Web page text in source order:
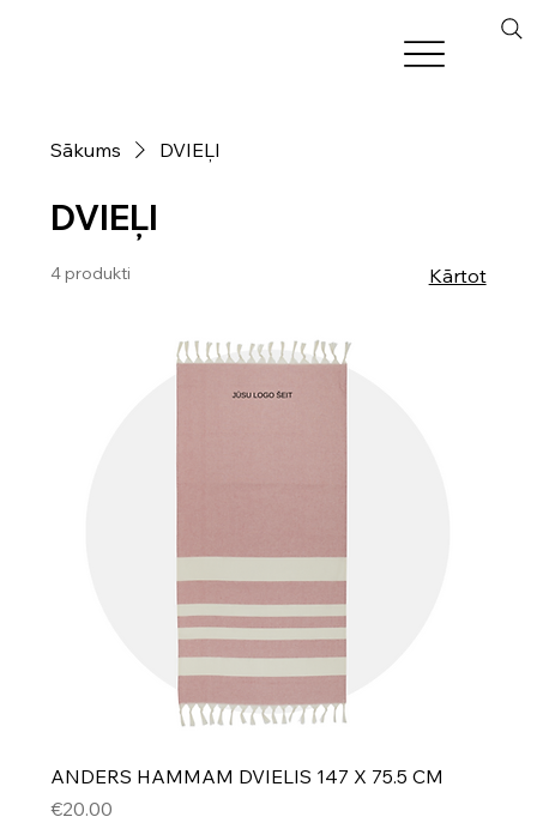
Sākums DVIEĻI
DVIEĻI
4 produkti Kārtot
ANDERS HAMMAM DVIELIS 147 X 75.5 CM
Cena
€20.00